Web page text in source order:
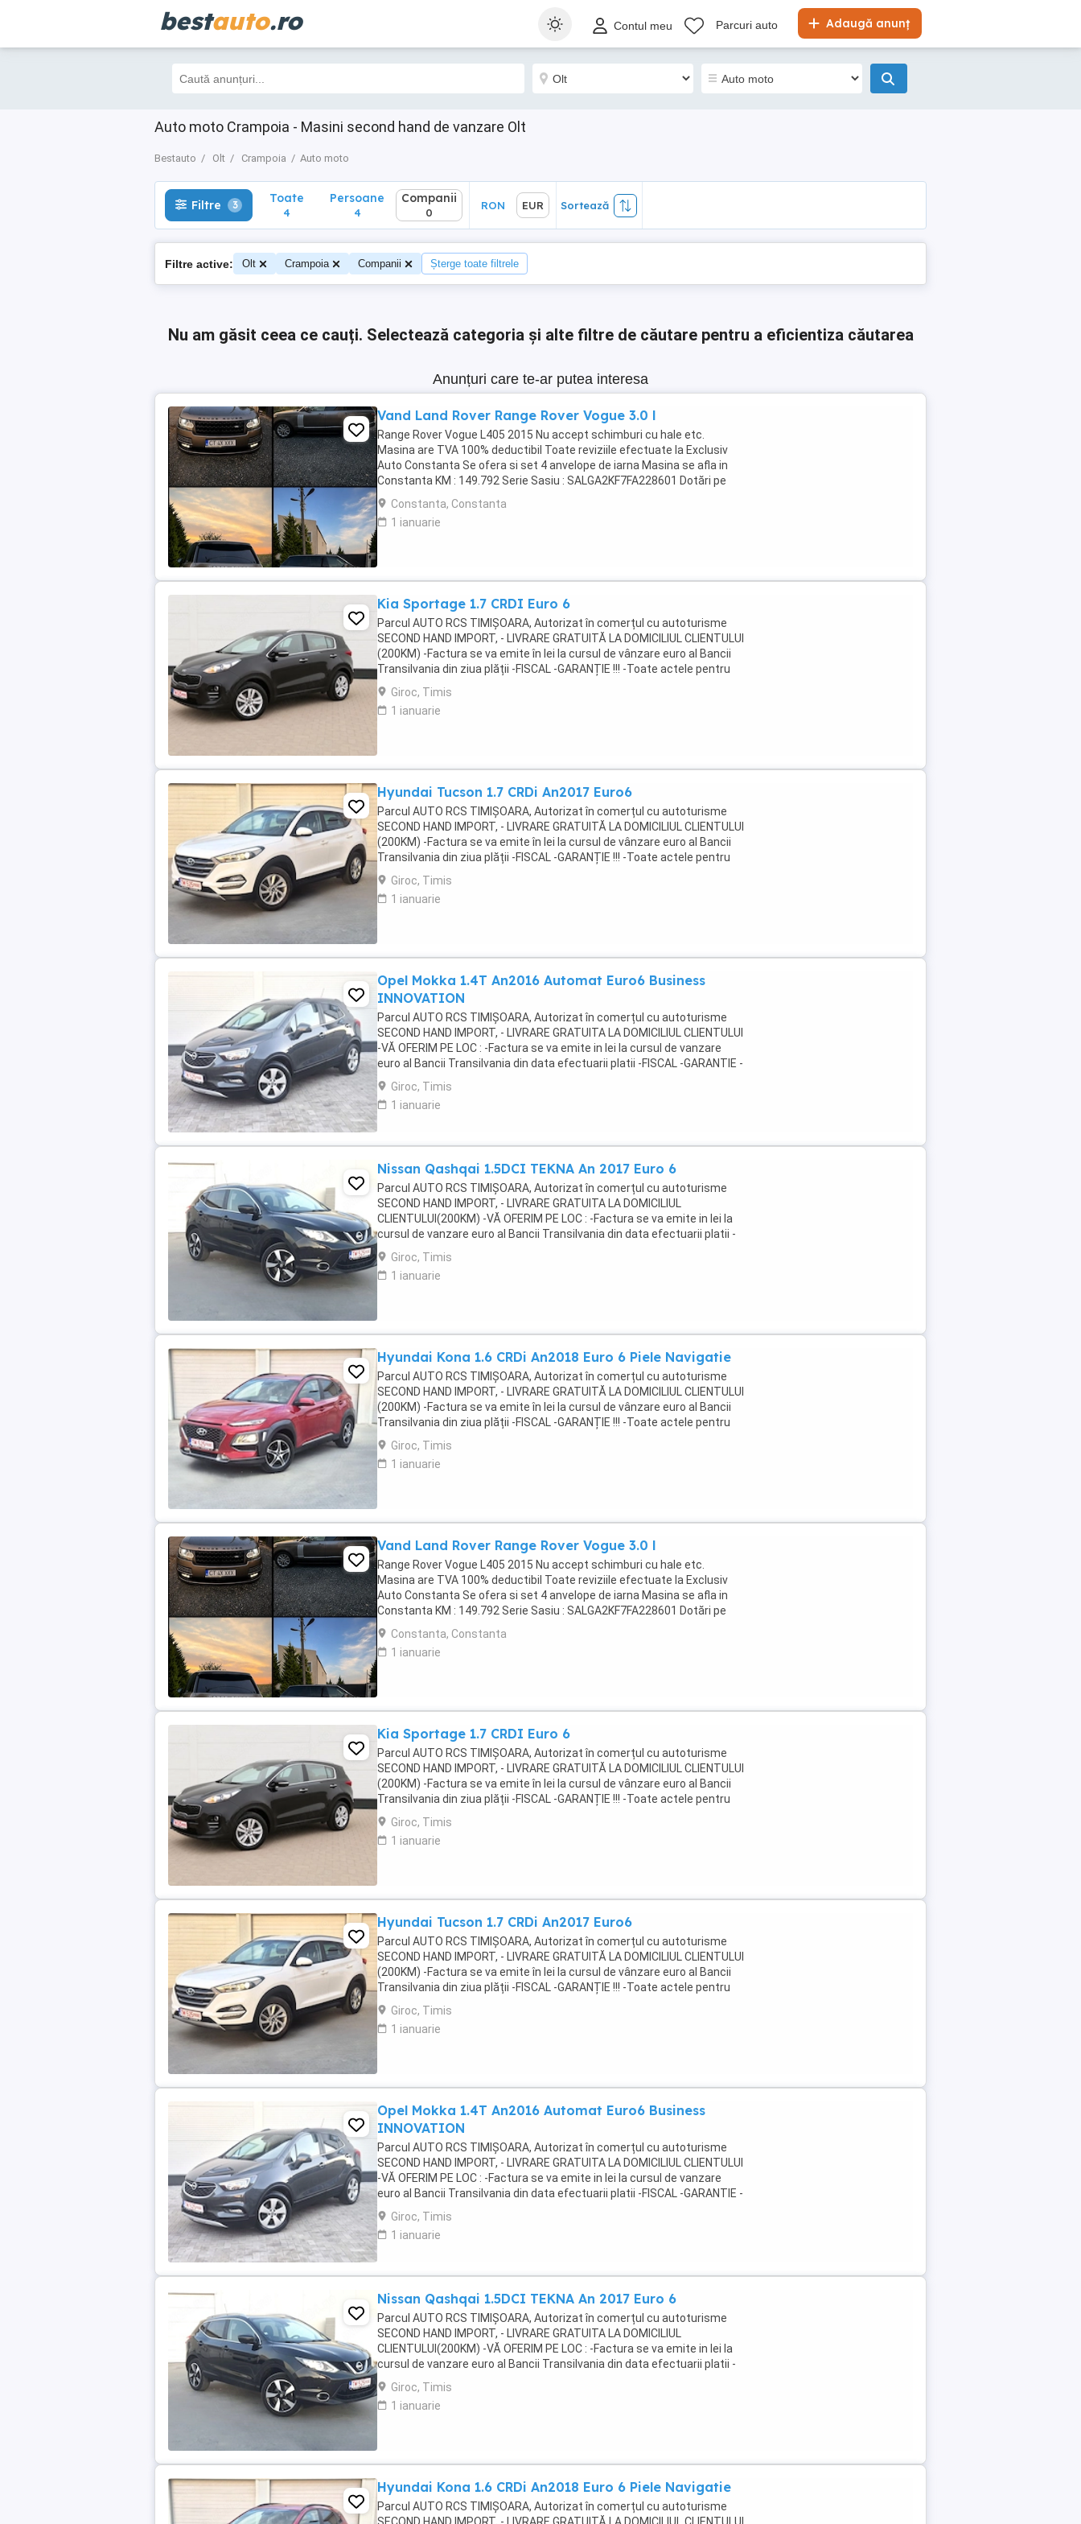
bestauto.ro Adaugă anunț
Contul meu Parcuri auto
Auto moto Crampoia - Masini second hand de vanzare Olt
Bestauto Olt Crampoia Auto moto
Filtre 3 Toate
4
Sortează
Filtre 3 Toate
4
Persoane
4
Companii
0
RON EUR Sortează
Filtre active: Olt Crampoia Companii Șterge toate filtrele
Nu am găsit ceea ce cauți. Selectează categoria și alte filtre de căutare pentru a eficientiza căutarea
Anunțuri care te-ar putea interesa
Vand Land Rover Range Rover Vogue 3.0 l
Range Rover Vogue L405 2015 Nu accept schimburi cu hale etc.
Masina are TVA 100% deductibil Toate reviziile efectuate la Exclusiv
Auto Constanta Se ofera si set 4 anvelope de iarna Masina se afla in
Constanta KM : 149.792 Serie Sasiu : SALGA2KF7FA228601 Dotări pe
care le văd cu certitudine: Exterior * ...
Constanta, Constanta
1 ianuarie
Kia Sportage 1.7 CRDI Euro 6
Parcul AUTO RCS TIMIȘOARA, Autorizat în comerțul cu autoturisme
SECOND HAND IMPORT, - LIVRARE GRATUITĂ LA DOMICILIUL CLIENTULUI
(200KM) -Factura se va emite în lei la cursul de vânzare euro al Bancii
Transilvania din ziua plății -FISCAL -GARANȚIE !!! -Toate actele pentru
înmatriculare definitivă în ...
Giroc, Timis
1 ianuarie
Hyundai Tucson 1.7 CRDi An2017 Euro6
Parcul AUTO RCS TIMIȘOARA, Autorizat în comerțul cu autoturisme
SECOND HAND IMPORT, - LIVRARE GRATUITĂ LA DOMICILIUL CLIENTULUI
(200KM) -Factura se va emite în lei la cursul de vânzare euro al Bancii
Transilvania din ziua plății -FISCAL -GARANȚIE !!! -Toate actele pentru
înmatriculare definitivă în ...
Giroc, Timis
1 ianuarie
Opel Mokka 1.4T An2016 Automat Euro6 Business
INNOVATION
Parcul AUTO RCS TIMIȘOARA, Autorizat în comerțul cu autoturisme
SECOND HAND IMPORT, - LIVRARE GRATUITA LA DOMICILIUL CLIENTULUI
-VĂ OFERIM PE LOC : -Factura se va emite in lei la cursul de vanzare
euro al Bancii Transilvania din data efectuarii platii -FISCAL -GARANTIE -
Toate actele in vederea înmatriculării ...
Giroc, Timis
1 ianuarie
Nissan Qashqai 1.5DCI TEKNA An 2017 Euro 6
Parcul AUTO RCS TIMIȘOARA, Autorizat în comerțul cu autoturisme
SECOND HAND IMPORT, - LIVRARE GRATUITA LA DOMICILIUL
CLIENTULUI(200KM) -VĂ OFERIM PE LOC : -Factura se va emite in lei la
cursul de vanzare euro al Bancii Transilvania din data efectuarii platii -
FISCAL -GARANTIE -Toate actele in vederea ...
Giroc, Timis
1 ianuarie
Hyundai Kona 1.6 CRDi An2018 Euro 6 Piele Navigatie
Parcul AUTO RCS TIMIȘOARA, Autorizat în comerțul cu autoturisme
SECOND HAND IMPORT, - LIVRARE GRATUITĂ LA DOMICILIUL CLIENTULUI
(200KM) -Factura se va emite în lei la cursul de vânzare euro al Bancii
Transilvania din ziua plății -FISCAL -GARANȚIE !!! -Toate actele pentru
înmatriculare definitivă în ...
Giroc, Timis
1 ianuarie
Vand Land Rover Range Rover Vogue 3.0 l
Range Rover Vogue L405 2015 Nu accept schimburi cu hale etc.
Masina are TVA 100% deductibil Toate reviziile efectuate la Exclusiv
Auto Constanta Se ofera si set 4 anvelope de iarna Masina se afla in
Constanta KM : 149.792 Serie Sasiu : SALGA2KF7FA228601 Dotări pe
care le văd cu certitudine: Exterior * ...
Constanta, Constanta
1 ianuarie
Kia Sportage 1.7 CRDI Euro 6
Parcul AUTO RCS TIMIȘOARA, Autorizat în comerțul cu autoturisme
SECOND HAND IMPORT, - LIVRARE GRATUITĂ LA DOMICILIUL CLIENTULUI
(200KM) -Factura se va emite în lei la cursul de vânzare euro al Bancii
Transilvania din ziua plății -FISCAL -GARANȚIE !!! -Toate actele pentru
înmatriculare definitivă în ...
Giroc, Timis
1 ianuarie
Hyundai Tucson 1.7 CRDi An2017 Euro6
Parcul AUTO RCS TIMIȘOARA, Autorizat în comerțul cu autoturisme
SECOND HAND IMPORT, - LIVRARE GRATUITĂ LA DOMICILIUL CLIENTULUI
(200KM) -Factura se va emite în lei la cursul de vânzare euro al Bancii
Transilvania din ziua plății -FISCAL -GARANȚIE !!! -Toate actele pentru
înmatriculare definitivă în ...
Giroc, Timis
1 ianuarie
Opel Mokka 1.4T An2016 Automat Euro6 Business
INNOVATION
Parcul AUTO RCS TIMIȘOARA, Autorizat în comerțul cu autoturisme
SECOND HAND IMPORT, - LIVRARE GRATUITA LA DOMICILIUL CLIENTULUI
-VĂ OFERIM PE LOC : -Factura se va emite in lei la cursul de vanzare
euro al Bancii Transilvania din data efectuarii platii -FISCAL -GARANTIE -
Toate actele in vederea înmatriculării ...
Giroc, Timis
1 ianuarie
Nissan Qashqai 1.5DCI TEKNA An 2017 Euro 6
Parcul AUTO RCS TIMIȘOARA, Autorizat în comerțul cu autoturisme
SECOND HAND IMPORT, - LIVRARE GRATUITA LA DOMICILIUL
CLIENTULUI(200KM) -VĂ OFERIM PE LOC : -Factura se va emite in lei la
cursul de vanzare euro al Bancii Transilvania din data efectuarii platii -
FISCAL -GARANTIE -Toate actele in vederea ...
Giroc, Timis
1 ianuarie
Hyundai Kona 1.6 CRDi An2018 Euro 6 Piele Navigatie
Parcul AUTO RCS TIMIȘOARA, Autorizat în comerțul cu autoturisme